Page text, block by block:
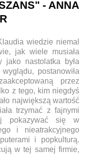
- ANNA
wiedzie niemal
jak wiele musiała
jako nastolatka była
postanowiła
przez
z tego, kim niegdyś
największą wartość
trzymać z fajnymi
pokazywać się w
i nieatrakcyjnego
i popkulturą.
w tej samej firmie,